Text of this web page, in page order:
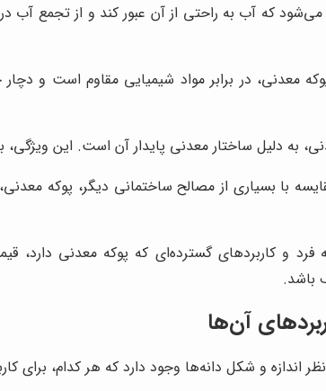
که آب به راحتی از آن عبور کند و از تجمع آب
معدنی، در برابر مواد شیمیایی مقاوم است و
به دلیل ساختار معدنی پایدار آن است. این
با بسیاری از مصالح ساختمانی دیگر، پوکه
فرد و کاربردهای گسترده‌ای که پوکه معدنی
باشد.
آن‌ها
اندازه و شکل دانه‌ها وجود دارد که هر کدام،